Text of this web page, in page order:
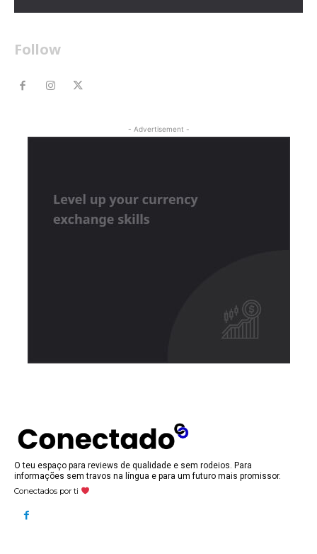
Follow
- Advertisement -
O teu espaço para reviews de qualidade e sem rodeios. Para
informações sem travos na língua e para um futuro mais promissor.
Conectados por ti